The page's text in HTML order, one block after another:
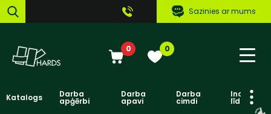
Sazinies ar mums
0 0
Katalogs Darba
apģērbi
Darba
apavi
Darba
cimdi līdzekļi